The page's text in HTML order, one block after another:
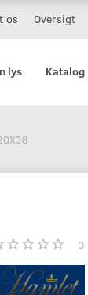
os Oversigt
lys Katalog
0